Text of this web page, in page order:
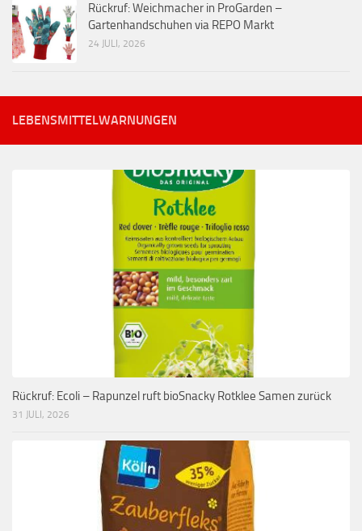
Rückruf: Weichmacher in ProGarden –
Gartenhandschuhen via REPO Markt
24 JULI, 2026
LEBENSMITTELWARNUNGEN
Rückruf: Ecoli – Rapunzel ruft bioSnacky Rotklee Samen zurück
31 JULI, 2026